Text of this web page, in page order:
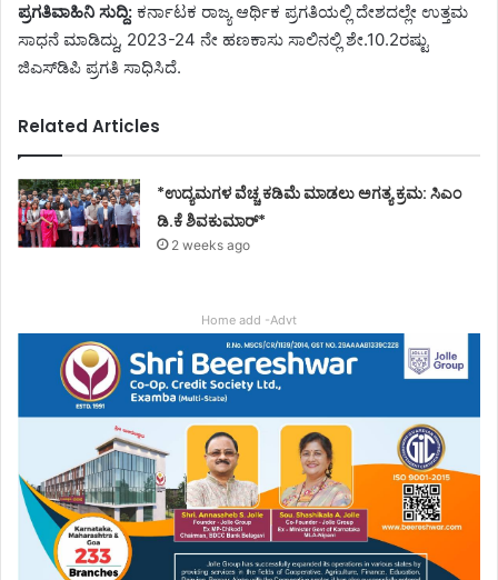
ಪ್ರಗತಿವಾಹಿನಿ ಸುದ್ದಿ: ಕರ್ನಾಟಕ ರಾಜ್ಯ ಆರ್ಥಿಕ ಪ್ರಗತಿಯಲ್ಲಿ ದೇಶದಲ್ಲೇ ಉತ್ತಮ
ಸಾಧನೆ ಮಾಡಿದ್ದು, 2023-24 ನೇ ಹಣಕಾಸು ಸಾಲಿನಲ್ಲಿ ಶೇ.10.2ರಷ್ಟು
ಜಿಎಸ್‌ಡಿಪಿ ಪ್ರಗತಿ ಸಾಧಿಸಿದೆ.
Related Articles
*ಉದ್ಯಮಗಳ ವೆಚ್ಚ ಕಡಿಮೆ ಮಾಡಲು ಅಗತ್ಯ ಕ್ರಮ: ಸಿಎಂ
ಡಿ.ಕೆ ಶಿವಕುಮಾರ್*
2 weeks ago
Home add -Advt